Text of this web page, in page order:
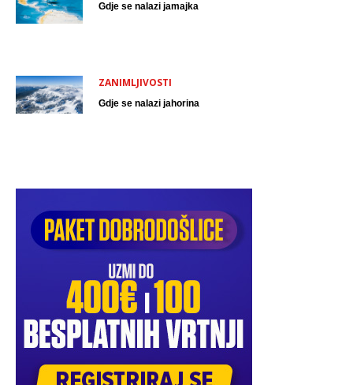
Gdje se nalazi jamajka
ZANIMLJIVOSTI
Gdje se nalazi jahorina